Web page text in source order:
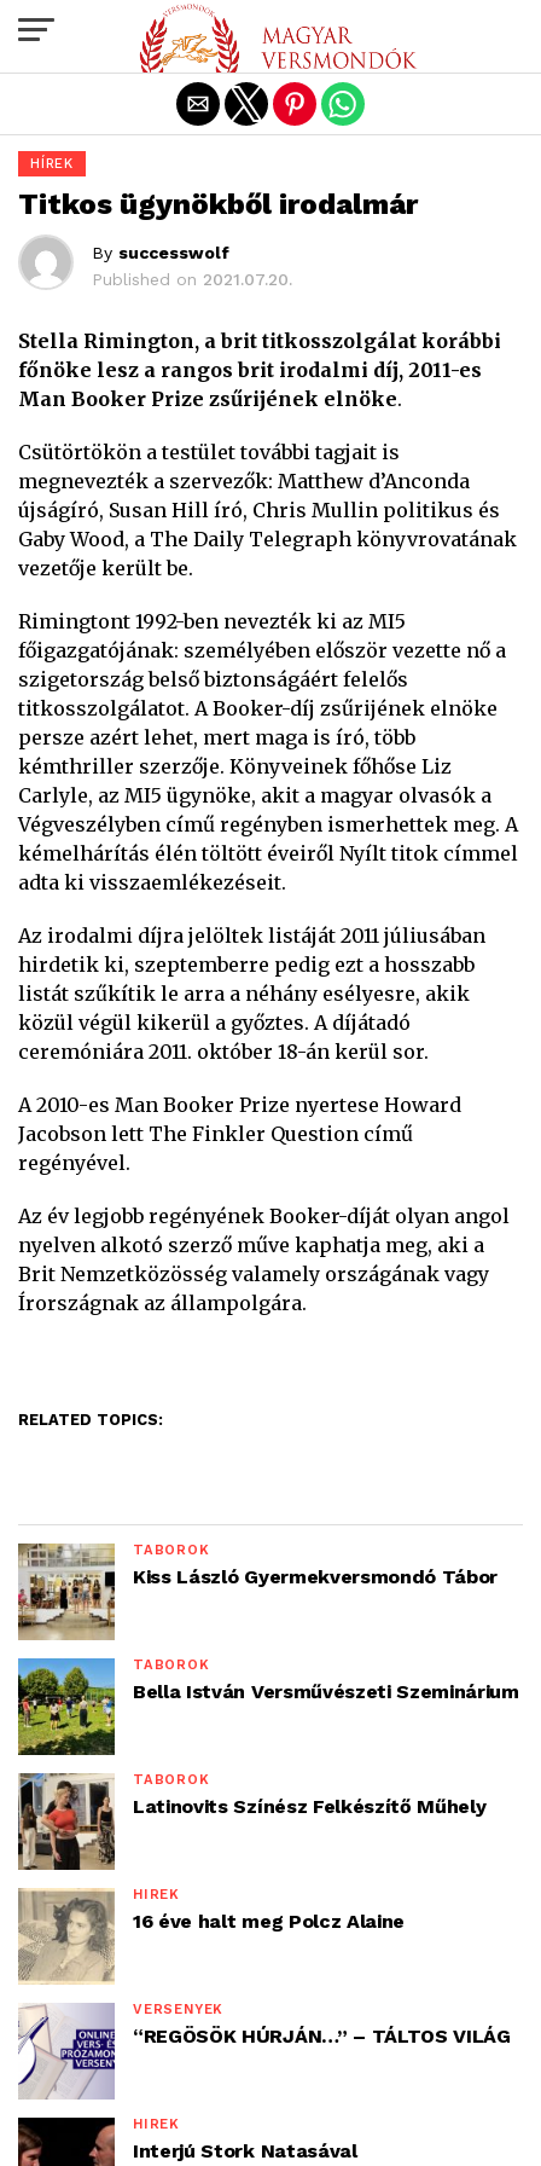
HÍREK
Titkos ügynökből irodalmár
By successwolf
Published on 2021.07.20.
Stella Rimington, a brit titkosszolgálat korábbi
főnöke lesz a rangos brit irodalmi díj, 2011-es
Man Booker Prize zsűrijének elnöke.
Csütörtökön a testület további tagjait is
megnevezték a szervezők: Matthew d’Anconda
újságíró, Susan Hill író, Chris Mullin politikus és
Gaby Wood, a The Daily Telegraph könyvrovatának
vezetője került be.
Rimingtont 1992-ben nevezték ki az MI5
főigazgatójának: személyében először vezette nő a
szigetország belső biztonságáért felelős
titkosszolgálatot. A Booker-díj zsűrijének elnöke
persze azért lehet, mert maga is író, több
kémthriller szerzője. Könyveinek főhőse Liz
Carlyle, az MI5 ügynöke, akit a magyar olvasók a
Végveszélyben című regényben ismerhettek meg. A
kémelhárítás élén töltött éveiről Nyílt titok címmel
adta ki visszaemlékezéseit.
Az irodalmi díjra jelöltek listáját 2011 júliusában
hirdetik ki, szeptemberre pedig ezt a hosszabb
listát szűkítik le arra a néhány esélyesre, akik
közül végül kikerül a győztes. A díjátadó
ceremóniára 2011. október 18-án kerül sor.
A 2010-es Man Booker Prize nyertese Howard
Jacobson lett The Finkler Question című
regényével.
Az év legjobb regényének Booker-díját olyan angol
nyelven alkotó szerző műve kaphatja meg, aki a
Brit Nemzetközösség valamely országának vagy
Írországnak az állampolgára.
RELATED TOPICS:
TÁBOROK
Kiss László Gyermekversmondó Tábor
TÁBOROK
Bella István Versművészeti Szeminárium
TÁBOROK
Latinovits Színész Felkészítő Műhely
HÍREK
16 éve halt meg Polcz Alaine
VERSENYEK
“REGÖSÖK HÚRJÁN…” – TÁLTOS VILÁG
HÍREK
Interjú Stork Natasával
Exit mobile version